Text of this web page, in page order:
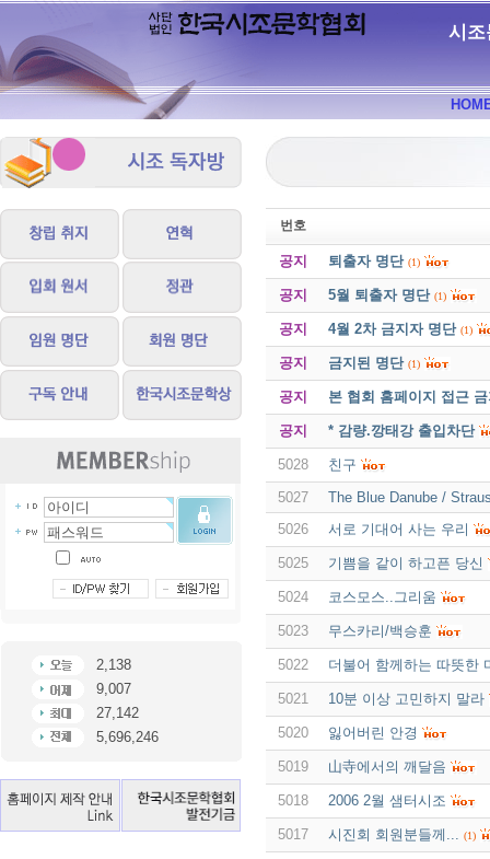
시조
2,138
9,007
27,142
5,696,246
번호
공지 퇴출자 명단 (1)
공지 5월 퇴출자 명단 (1)
공지 4월 2차 금지자 명단 (1)
공지 금지된 명단 (1)
공지 본 협회 홈페이지 접근
공지 * 감량.깡태강 출입차단
5028
친구
5027
The Blue Danube /
5026
서로 기대어 사는 우리
5025 기쁨을 같이 하고픈 당신
5024 코스모스..그리움
5023 무스카리/백승훈
5022 더불어 함께하는 따뜻한
5021 10분 이상 고민하지 말라
5020 잃어버린 안경
5019 山寺에서의 깨달음
5018 2006 2월 샘터시조
5017 시진회 회원분들께... (1)